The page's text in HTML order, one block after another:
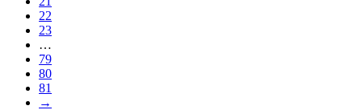
22
23
…
79
80
81
→